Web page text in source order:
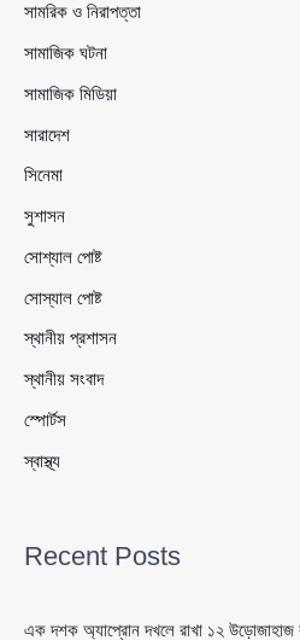
সামরিক ও নিরাপত্তা
সামাজিক ঘটনা
সামাজিক মিডিয়া
সারাদেশ
সিনেমা
সুশাসন
সোশ্যাল পোষ্ট
সোস্যাল পোষ্ট
স্থানীয় প্রশাসন
স্থানীয় সংবাদ
স্পোর্টস
স্বাস্থ্য
Recent Posts
এক দশক অ্যাপ্রোন দখলে রাখা ১২ উড়োজাহাজ